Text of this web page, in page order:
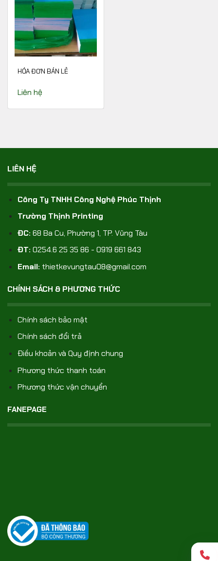
HÓA ĐƠN BÁN LẺ
Liên hệ
LIÊN HỆ
Công Ty TNHH Công Nghệ Phúc Thịnh
Trường Thịnh Printing
ĐC: 68 Ba Cu, Phường 1, TP. Vũng Tàu
ĐT: 0254.6 25 35 86 - 0919 661 843
Email: thietkevungtau08@gmail.com
CHÍNH SÁCH & PHƯƠNG THỨC
Chính sách bảo mật
Chính sách đổi trả
Điều khoản và Quy định chung
Phương thức thanh toán
Phương thức vận chuyển
FANEPAGE